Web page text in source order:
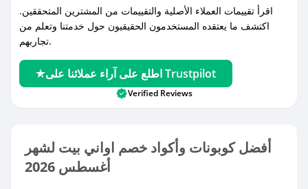
اقرأ تقييمات العملاء الأصلية والتقييمات من المشترين المتحققين.
اكتشف ما يعتقده المستخدمون الحقيقيون حول خدمتنا وتعلم من
تجاربهم.
اطلع على آراء عملائنا على Trustpilot
Verified Reviews
أفضل كوبونات وأكواد خصم اواني بيت لشهر
أغسطس 2026